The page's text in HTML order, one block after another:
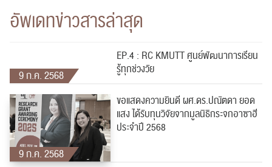
อัพเดทข่าวสารล่าสุด
9 ก.ค. 2568
EP.4 : RC KMUTT ศูนย์พัฒนาการเรียน
รู้ทุกช่วงวัย
9 ก.ค. 2568
ขอแสดงความยินดี ผศ.ดร.ปณัตดา ยอด
แสง ได้รับทุนวิจัยจากมูลนิธิกระจกอาซาฮี
ประจำปี 2568